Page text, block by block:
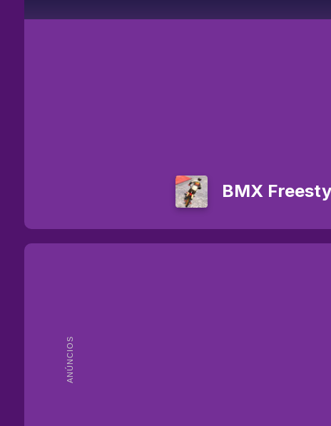
ANÚNCIOS
BMX